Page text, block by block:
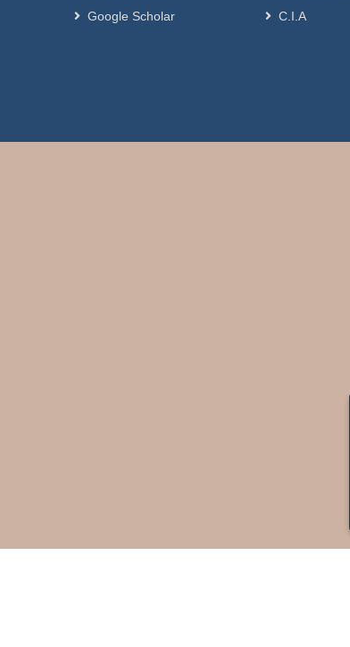
Google Scholar
C.I.A